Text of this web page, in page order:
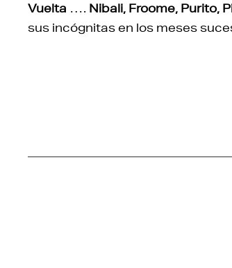
Vuelta …. Nibali, Froome, Purito,
sus incógnitas en los meses